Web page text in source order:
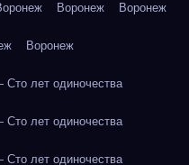
Воронеж Воронеж
Воронеж
Сто лет одиночества
Сто лет одиночества
Сто лет одиночества